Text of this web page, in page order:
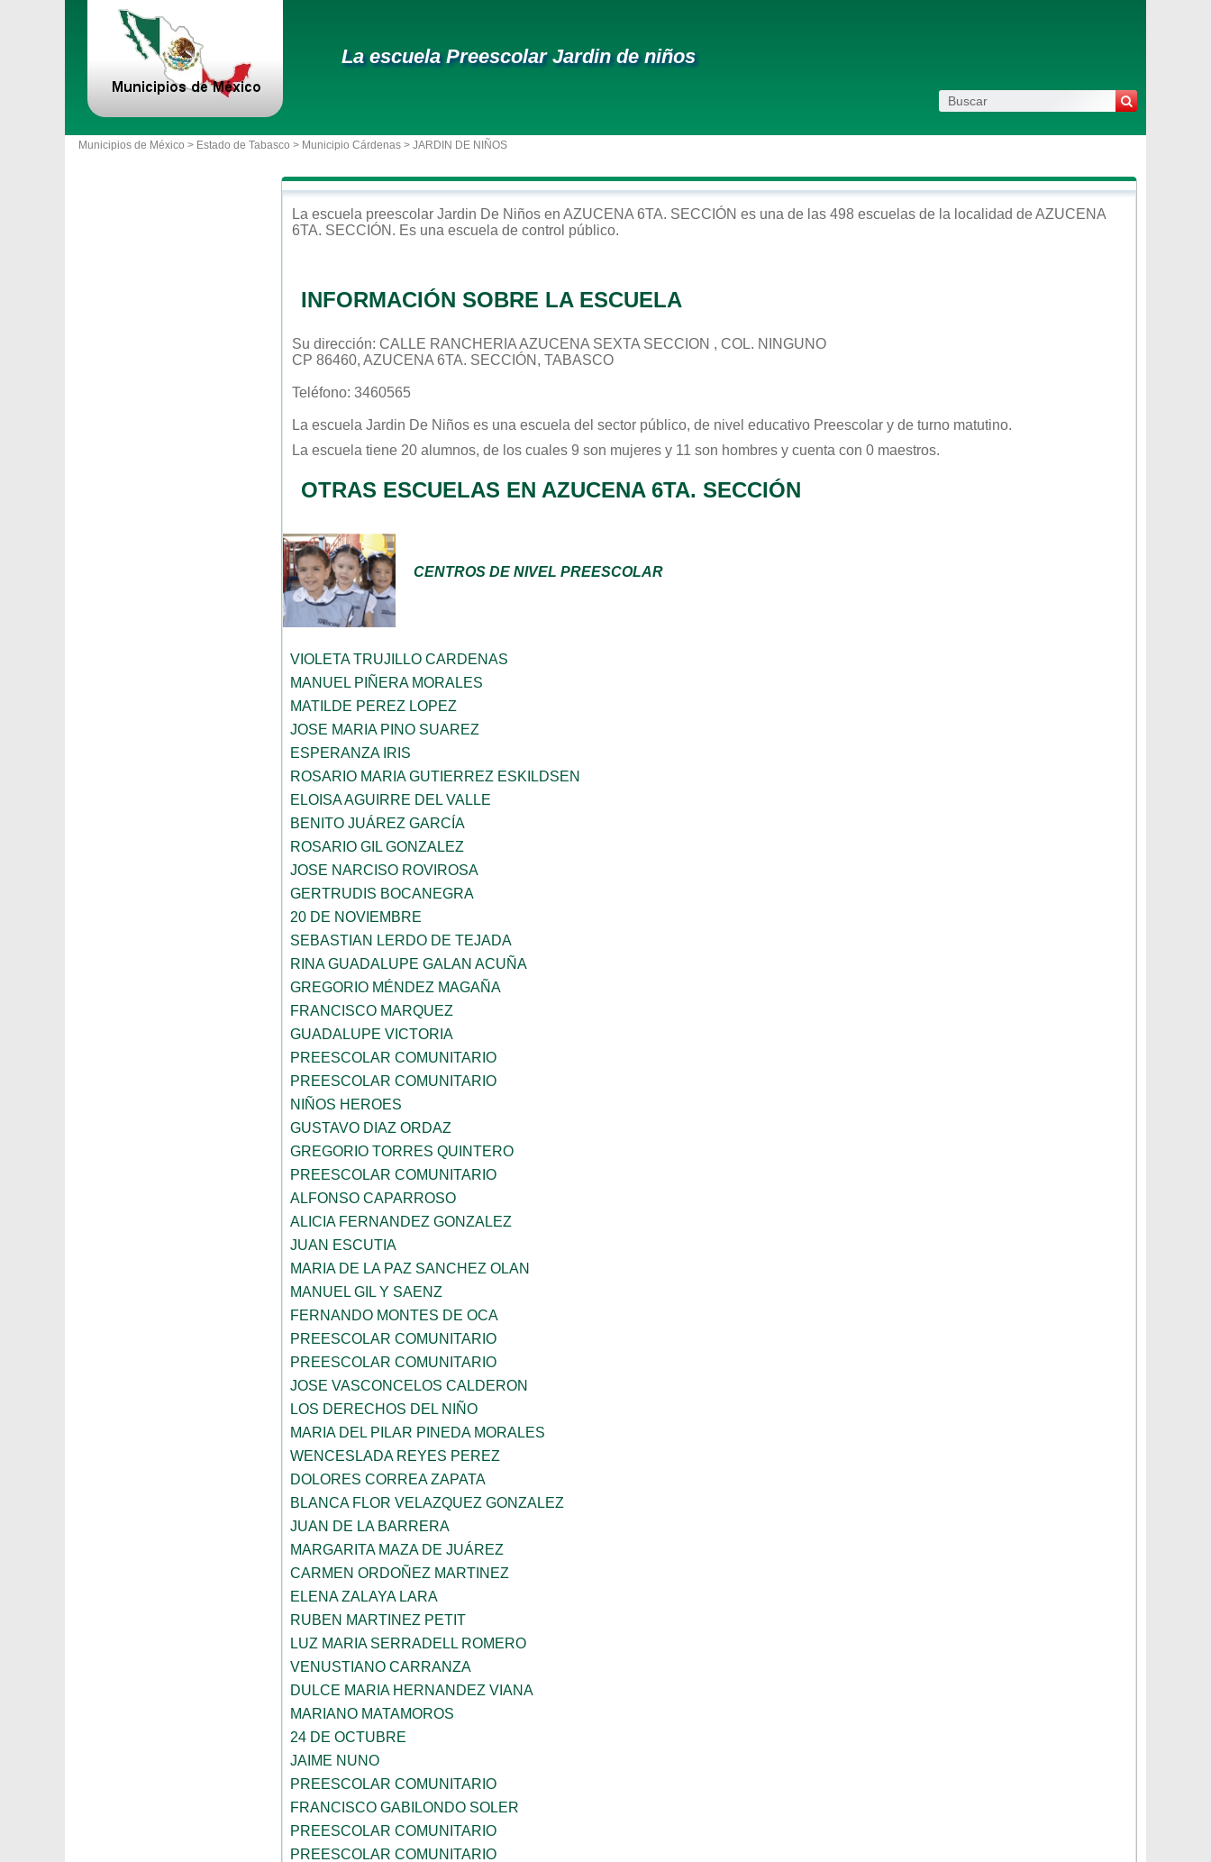
La escuela Preescolar Jardin de niños
Municipios de México > Estado de Tabasco > Municipio Cárdenas > JARDIN DE NIÑOS
La escuela preescolar Jardin De Niños en AZUCENA 6TA. SECCIÓN es una de las 498 escuelas de la localidad deAZUCENA
6TA. SECCIÓN . Es una escuela de control público.
INFORMACIÓN SOBRE LA ESCUELA
Su dirección: CALLE RANCHERIA AZUCENA SEXTA SECCION , COL. NINGUNO
CP 86460, AZUCENA 6TA. SECCIÓN, TABASCO
Teléfono: 3460565
La escuela Jardin De Niños es una escuela del sector público, de nivel educativo Preescolar y de turno matutino.
La escuela tiene 20 alumnos, de los cuales 9 son mujeres y 11 son hombres y cuenta con 0 maestros.
OTRAS ESCUELAS EN AZUCENA 6TA. SECCIÓN
CENTROS DE NIVEL PREESCOLAR
VIOLETA TRUJILLO CARDENAS
MANUEL PIÑERA MORALES
MATILDE PEREZ LOPEZ
JOSE MARIA PINO SUAREZ
ESPERANZA IRIS
ROSARIO MARIA GUTIERREZ ESKILDSEN
ELOISA AGUIRRE DEL VALLE
BENITO JUÁREZ GARCÍA
ROSARIO GIL GONZALEZ
JOSE NARCISO ROVIROSA
GERTRUDIS BOCANEGRA
20 DE NOVIEMBRE
SEBASTIAN LERDO DE TEJADA
RINA GUADALUPE GALAN ACUÑA
GREGORIO MÉNDEZ MAGAÑA
FRANCISCO MARQUEZ
GUADALUPE VICTORIA
PREESCOLAR COMUNITARIO
PREESCOLAR COMUNITARIO
NIÑOS HEROES
GUSTAVO DIAZ ORDAZ
GREGORIO TORRES QUINTERO
PREESCOLAR COMUNITARIO
ALFONSO CAPARROSO
ALICIA FERNANDEZ GONZALEZ
JUAN ESCUTIA
MARIA DE LA PAZ SANCHEZ OLAN
MANUEL GIL Y SAENZ
FERNANDO MONTES DE OCA
PREESCOLAR COMUNITARIO
PREESCOLAR COMUNITARIO
JOSE VASCONCELOS CALDERON
LOS DERECHOS DEL NIÑO
MARIA DEL PILAR PINEDA MORALES
WENCESLADA REYES PEREZ
DOLORES CORREA ZAPATA
BLANCA FLOR VELAZQUEZ GONZALEZ
JUAN DE LA BARRERA
MARGARITA MAZA DE JUÁREZ
CARMEN ORDOÑEZ MARTINEZ
ELENA ZALAYA LARA
RUBEN MARTINEZ PETIT
LUZ MARIA SERRADELL ROMERO
VENUSTIANO CARRANZA
DULCE MARIA HERNANDEZ VIANA
MARIANO MATAMOROS
24 DE OCTUBRE
JAIME NUNO
PREESCOLAR COMUNITARIO
FRANCISCO GABILONDO SOLER
PREESCOLAR COMUNITARIO
PREESCOLAR COMUNITARIO